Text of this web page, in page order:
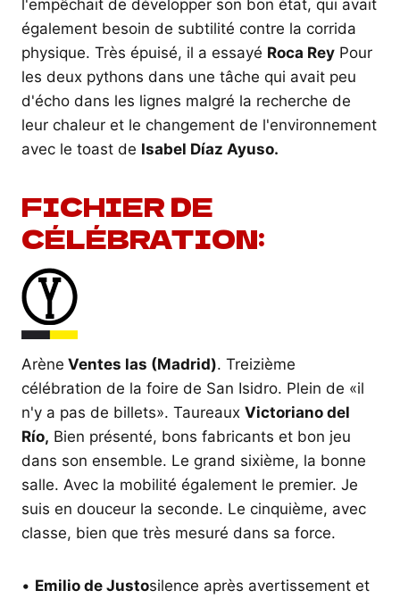
l'empêchait de développer son bon état, qui avait
également besoin de subtilité contre la corrida
physique. Très épuisé, il a essayé Roca Rey Pour
les deux pythons dans une tâche qui avait peu
d'écho dans les lignes malgré la recherche de
leur chaleur et le changement de l'environnement
avec le toast de Isabel Díaz Ayuso.
FICHIER DE
CÉLÉBRATION:
Arène Ventes las (Madrid). Treizième
célébration de la foire de San Isidro. Plein de «il
n'y a pas de billets». Taureaux Victoriano del
Río, Bien présenté, bons fabricants et bon jeu
dans son ensemble. Le grand sixième, la bonne
salle. Avec la mobilité également le premier. Je
suis en douceur la seconde. Le cinquième, avec
classe, bien que très mesuré dans sa force.
• Emilio de Justosilence après avertissement et